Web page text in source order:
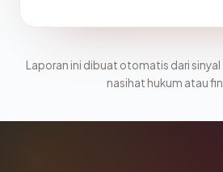
Laporan ini dibuat otomatis dari sinyal
nasihat hukum atau